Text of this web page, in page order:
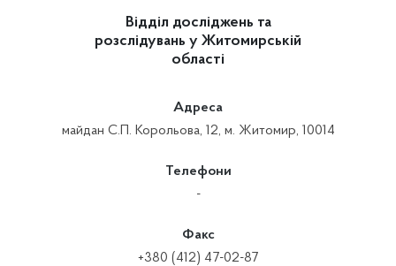
Відділ досліджень та
розслідувань у Житомирській
області
Адреса
майдан С.П. Корольова, 12, м. Житомир, 10014
Телефони
-
Факс
+380 (412) 47-02-87